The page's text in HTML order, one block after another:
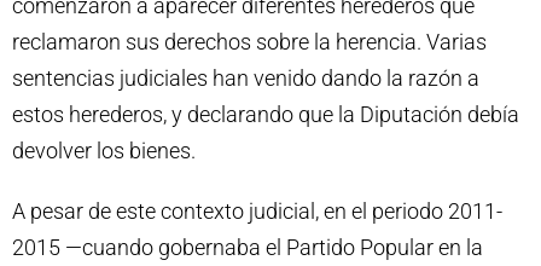
comenzaron a aparecer diferentes herederos que
reclamaron sus derechos sobre la herencia. Varias
sentencias judiciales han venido dando la razón a
estos herederos, y declarando que la Diputación debía
devolver los bienes.
A pesar de este contexto judicial, en el periodo 2011-
2015 —cuando gobernaba el Partido Popular en la